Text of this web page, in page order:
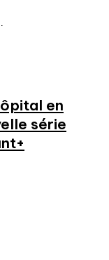
en
série